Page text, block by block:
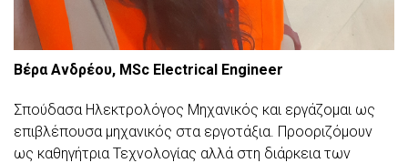
Βέρα Ανδρέου, MSc Electrical Engineer
Σπούδασα Ηλεκτρολόγος Μηχανικός και εργάζομαι ως
επιβλέπουσα μηχανικός στα εργοτάξια. Προοριζόμουν
ως καθηγήτρια Τεχνολογίας αλλά στη διάρκεια των